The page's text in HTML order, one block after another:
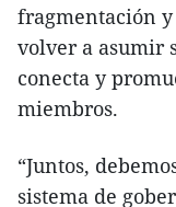
fragmentación y
volver a asumir
conecta y
miembros.
“Juntos,
sistema de